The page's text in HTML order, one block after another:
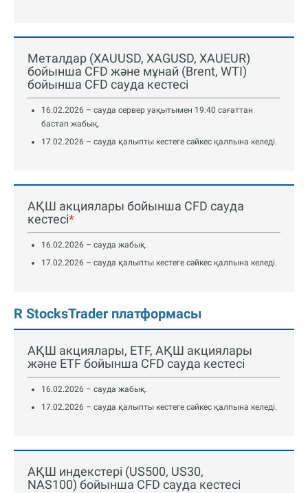
Металдар (XAUUSD, XAGUSD, XAUEUR)
бойынша CFD және мұнай (Brent, WTI)
бойынша CFD сауда кестесі
16.02.2026 – сауда сервер уақытымен 19:40 сағаттан
бастап жабық.
17.02.2026 – сауда қалыпты кестеге сәйкес қалпына келеді.
АҚШ акциялары бойынша CFD сауда
кестесі*
16.02.2026 – сауда жабық.
17.02.2026 – сауда қалыпты кестеге сәйкес қалпына келеді.
R StocksTrader платформасы
АҚШ акциялары, ETF, АҚШ акциялары
және ETF бойынша CFD сауда кестесі
16.02.2026 – сауда жабық.
17.02.2026 – сауда қалыпты кестеге сәйкес қалпына келеді.
АҚШ индекстері (US500, US30,
NAS100) бойынша CFD сауда кестесі